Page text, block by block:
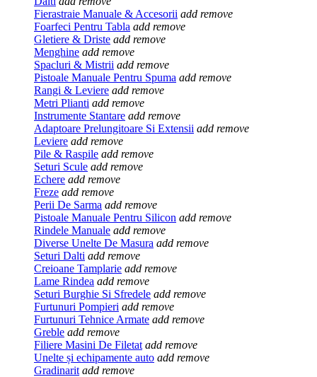
Fierastraie Manuale & Accesorii add remove
Foarfeci Pentru Tabla add remove
Gletiere & Driste add remove
Menghine add remove
Spacluri & Mistrii add remove
Pistoale Manuale Pentru Spuma add remove
Rangi & Leviere add remove
Metri Plianti add remove
Instrumente Stantare add remove
Adaptoare Prelungitoare Si Extensii add remove
Leviere add remove
Pile & Raspile add remove
Seturi Scule add remove
Echere add remove
Freze add remove
Perii De Sarma add remove
Pistoale Manuale Pentru Silicon add remove
Rindele Manuale add remove
Diverse Unelte De Masura add remove
Seturi Dalti add remove
Creioane Tamplarie add remove
Lame Rindea add remove
Seturi Burghie Si Sfredele add remove
Furtunuri Pompieri add remove
Furtunuri Tehnice Armate add remove
Greble add remove
Filiere Masini De Filetat add remove
Unelte și echipamente auto add remove
Gradinarit add remove